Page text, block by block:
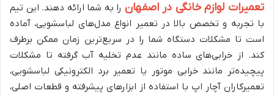
تعمیرات لوازم خانگی در اصفهان را به شما ارائه دهند. این تیم
با تجربه و تخصص بالا در تعمیر انواع مدل‌های لباسشویی، آماده
است تا مشکلات دستگاه شما را در سریع‌ترین زمان ممکن برطرف
کند. از خرابی‌های ساده مانند عدم تخلیه آب گرفته تا مشکلات
پیچیده‌تر مانند خرابی موتور یا تعمیر برد الکترونیکی لباسشویی،
تعمیرکاران آچار اپ با استفاده از ابزارهای پیشرفته و قطعات اصلی،